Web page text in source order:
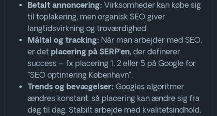
Betalt annoncering: Virksomheder kan købe sig
til toplakering, men organisk SEO giver
langtidsvirkning og troværdighed.
Måltal og tracking: Når man arbejder med SEO,
er det placering på SERP’en, der definerer
success – fx placering 1, 2 eller 5 på Google for
“SEO optimering København”.
Trends og bevægelser: Googles algoritmer
ændres konstant, så placering kan ændre sig fra
dag til dag. Stabilt arbejde med kvalitetsindhold,